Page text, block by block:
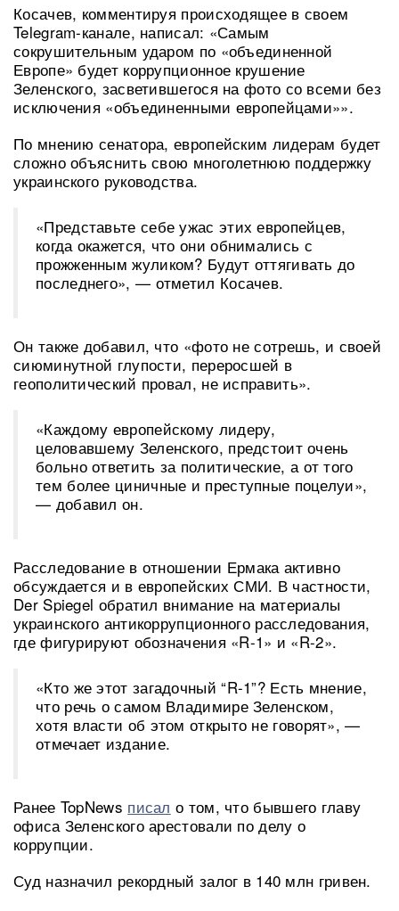
Косачев, комментируя происходящее в своем
Telegram-канале, написал: «Самым
сокрушительным ударом по «объединенной
Европе» будет коррупционное крушение
Зеленского, засветившегося на фото со всеми без
исключения «объединенными европейцами»».
По мнению сенатора, европейским лидерам будет
сложно объяснить свою многолетнюю поддержку
украинского руководства.
«Представьте себе ужас этих европейцев,
когда окажется, что они обнимались с
прожженным жуликом? Будут оттягивать до
последнего», — отметил Косачев.
Он также добавил, что «фото не сотрешь, и своей
сиюминутной глупости, переросшей в
геополитический провал, не исправить».
«Каждому европейскому лидеру,
целовавшему Зеленского, предстоит очень
больно ответить за политические, а от того
тем более циничные и преступные поцелуи»,
— добавил он.
Расследование в отношении Ермака активно
обсуждается и в европейских СМИ. В частности,
Der Spiegel обратил внимание на материалы
украинского антикоррупционного расследования,
где фигурируют обозначения «R-1» и «R-2».
«Кто же этот загадочный “R-1”? Есть мнение,
что речь о самом Владимире Зеленском,
хотя власти об этом открыто не говорят», —
отмечает издание.
Ранее TopNews писал о том, что бывшего главу
офиса Зеленского арестовали по делу о
коррупции.
Суд назначил рекордный залог в 140 млн гривен.